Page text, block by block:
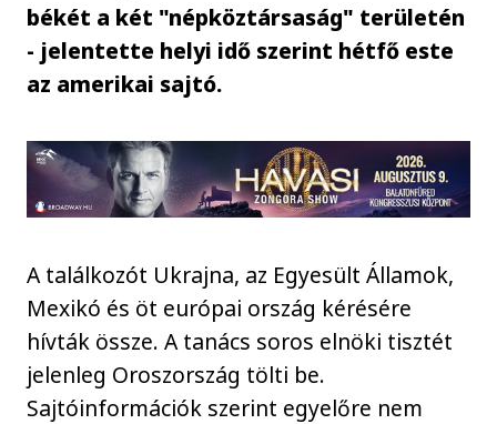
békét a két "népköztársaság" területén
- jelentette helyi idő szerint hétfő este
az amerikai sajtó.
A találkozót Ukrajna, az Egyesült Államok,
Mexikó és öt európai ország kérésére
hívták össze. A tanács soros elnöki tisztét
jelenleg Oroszország tölti be.
Sajtóinformációk szerint egyelőre nem